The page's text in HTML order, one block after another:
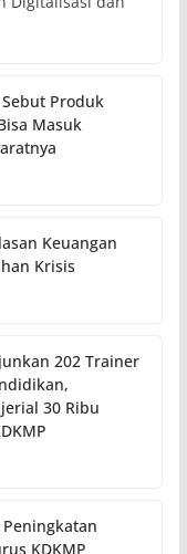
Produk
Masuk
Keuangan
Krisis
202 Trainer
30 Ribu
Peningkatan
KDKMP